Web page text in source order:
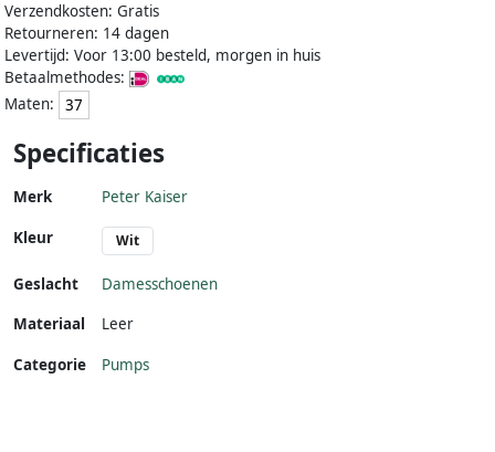
Verzendkosten: Gratis
Retourneren: 14 dagen
Levertijd: Voor 13:00 besteld, morgen in huis
Betaalmethodes:
Maten:
37
Specificaties
Merk Peter Kaiser
Kleur Wit
Geslacht
Damesschoenen
Materiaal
Leer
Categorie Pumps